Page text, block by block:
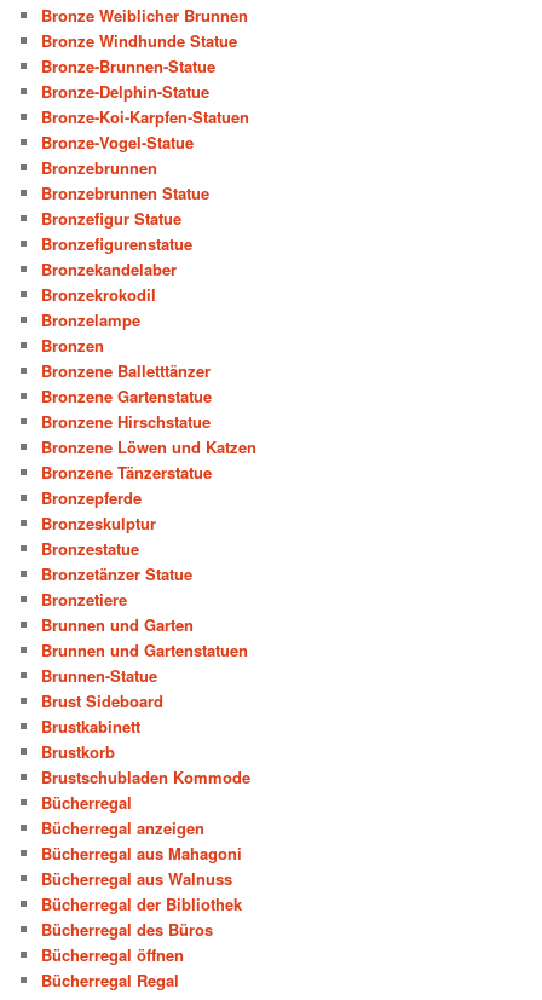
Bronze Weiblicher Brunnen
Bronze Windhunde Statue
Bronze-Brunnen-Statue
Bronze-Delphin-Statue
Bronze-Koi-Karpfen-Statuen
Bronze-Vogel-Statue
Bronzebrunnen
Bronzebrunnen Statue
Bronzefigur Statue
Bronzefigurenstatue
Bronzekandelaber
Bronzekrokodil
Bronzelampe
Bronzen
Bronzene Balletttänzer
Bronzene Gartenstatue
Bronzene Hirschstatue
Bronzene Löwen und Katzen
Bronzene Tänzerstatue
Bronzepferde
Bronzeskulptur
Bronzestatue
Bronzetänzer Statue
Bronzetiere
Brunnen und Garten
Brunnen und Gartenstatuen
Brunnen-Statue
Brust Sideboard
Brustkabinett
Brustkorb
Brustschubladen Kommode
Bücherregal
Bücherregal anzeigen
Bücherregal aus Mahagoni
Bücherregal aus Walnuss
Bücherregal der Bibliothek
Bücherregal des Büros
Bücherregal öffnen
Bücherregal Regal